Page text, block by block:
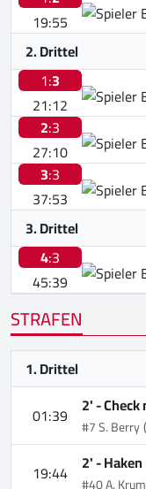
19:55
2. Drittel
1:3
21:12
2:3
27:10
3:3
37:53
3. Drittel
4:3
45:39
STRAFEN
1. Drittel
01:39 2' -
#7 S. Berry
19:44 2' -Haken